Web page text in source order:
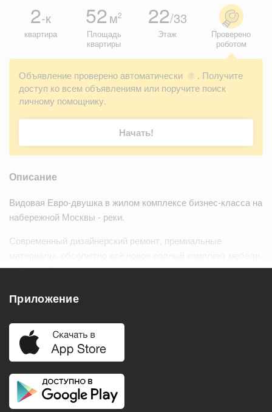
2-к
квартира
52 м2
Площадь
квартиры
22/33
Этаж
Проверено
роботом
Объявление проверено автоматически ?
. Получите
доступ ко всем объявлениям или поручите поиск
личному помощнику.
Начать!
Описание
Видовая Евро-двушка в жилом комплексе бизнес-класса на
набережной Москвы - реки.
Современный дизайнерский ремонт, премиальные
и бытовой техники, включая кондиционеры в каждой
Балкон
Холодильник
Телевизор
Кондиционер
Приложение